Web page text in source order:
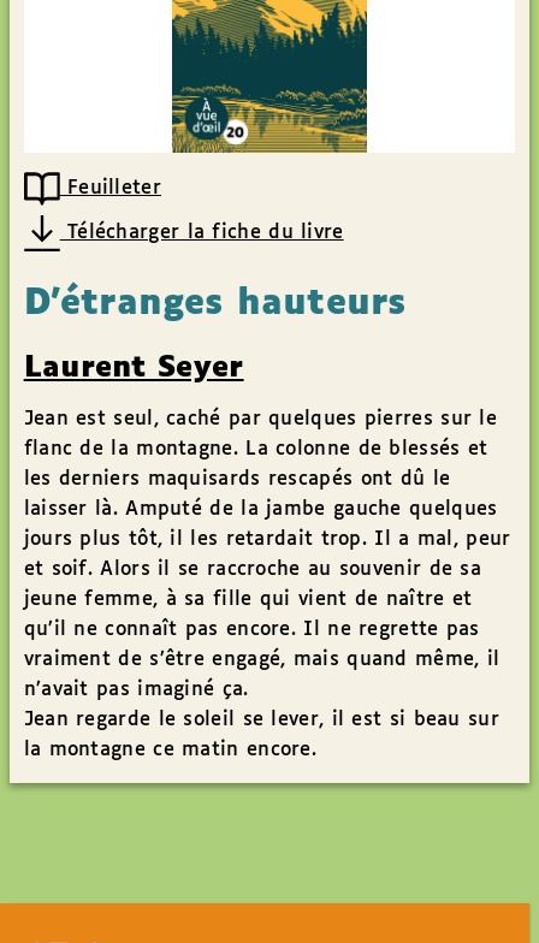
Feuilleter
Télécharger la fiche du livre
D’étranges hauteurs
Laurent Seyer
Jean est seul, caché par quelques pierres sur le
flanc de la montagne. La colonne de blessés et
les derniers maquisards rescapés ont dû le
laisser là. Amputé de la jambe gauche quelques
jours plus tôt, il les retardait trop. Il a mal, peur
et soif. Alors il se raccroche au souvenir de sa
jeune femme, à sa fille qui vient de naître et
qu’il ne connaît pas encore. Il ne regrette pas
vraiment de s’être engagé, mais quand même, il
n’avait pas imaginé ça.
Jean regarde le soleil se lever, il est si beau sur
la montagne ce matin encore.